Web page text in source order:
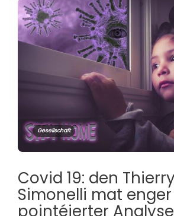
Gesellschaft
Covid 19: den Thierry
Simonelli mat enger
pointéierter